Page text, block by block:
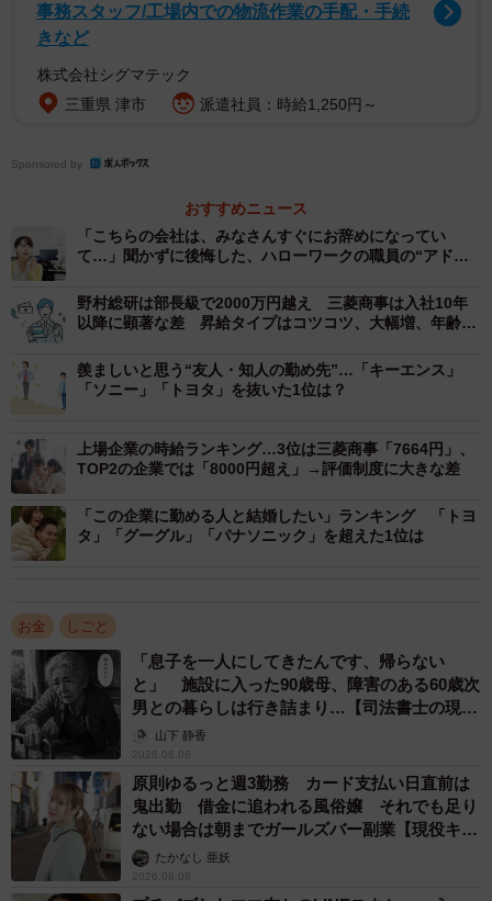
【年齢別】女性社員の年収企業ランキング（提供画像）
30歳時想定年収による「女性社員の年収企業ランキング」
の1位は「野村総合研究所」（想定年収：842万円）でし
た。
以下、2位「電通」（829万円）、3位「P＆Gジャパン」
円）、5位「デロイト トーマツ コンサルティング」（797万
円）、6位「セールスフォース・ジャパン」（739万円）、
7位「野村證券」（727万円）、8位「アステラス製薬」
（714万円）、9位「エーザイ」（701万円）、10位「EYス
企業のランクインが目立つ結果となりました。
実際に働いた女性社員が投稿した「年収・給与」のクチコ
ミをみると、フラットな評価制度や定期的な昇給を評価す
る声が多く見られた一方で、ランクイン企業の多くは待遇
面の満足度が非常に高く、福利厚生などが手厚いといった
声も多く上がっていたといい、上位企業の社員からは以下
のようなクチコミが寄せられました。
事務スタッフ/工場内での物流作業の手配・手続
きなど
株式会社シグマテック
三重県 津市
派遣社員：時給1,250円～
Sponsored by
おすすめニュース
「こちらの会社は、みなさんすぐにお辞めになってい
て…」聞かずに後悔した、ハローワークの職員の“アドバ
野村総研は部長級で2000万円越え 三菱商事は入社10年
以降に顕著な差 昇給タイプはコツコツ、大幅増、年齢不
羨ましいと思う“友人・知人の勤め先”…「キーエンス」
「ソニー」「トヨタ」を抜いた1位は？
上場企業の時給ランキング…3位は三菱商事「7664円」、
TOP2の企業では「8000円超え」→評価制度に大きな差
「この企業に勤める人と結婚したい」ランキング 「トヨ
タ」「グーグル」「パナソニック」を超えた1位は
お金 しごと
「息子を一人にしてきたんです、帰らない
と」 施設に入った90歳母、障害のある60歳次
男との暮らしは行き詰まり…【司法書士の現場
から】山下 静香
2026.08.08
原則ゆるっと週3勤務 カード支払い日直前は
鬼出勤 借金に追われる風俗嬢 それでも足り
ない場合は朝までガールズバー副業【現役キャ
ストに取材】
たかなし 亜妖
2026.08.08